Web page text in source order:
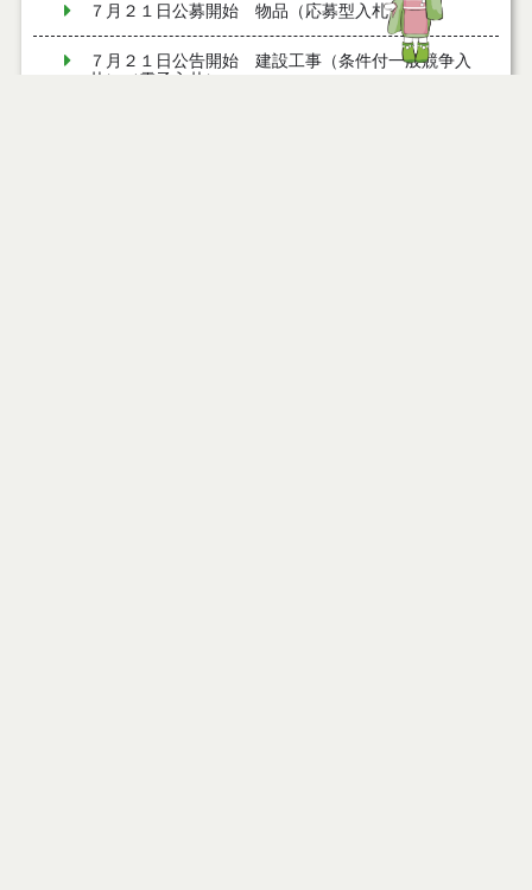
７月２１日公募開始 物品（応募型入札）
７月２１日公告開始 建設工事（条件付一般競争入
札）（電子入札）